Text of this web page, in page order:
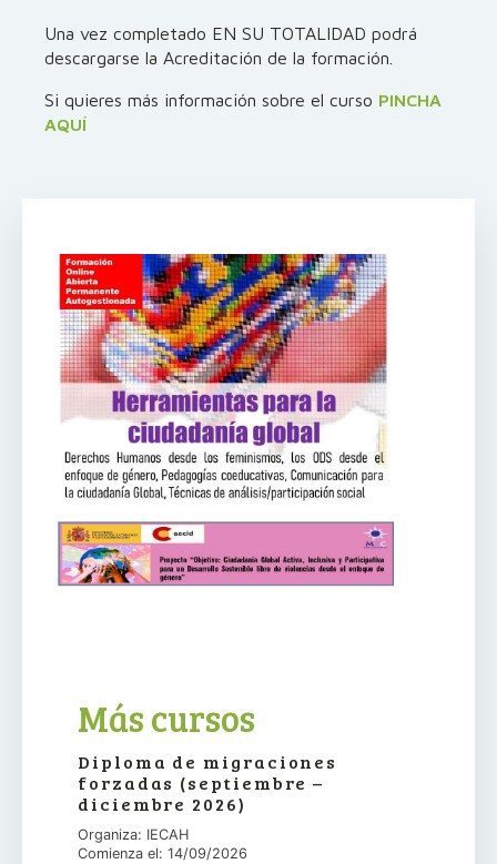
Una vez completado EN SU TOTALIDAD podrá
descargarse la Acreditación de la formación.
Si quieres más información sobre el curso PINCHA
AQUÍ
Más cursos
Diploma de migraciones
forzadas (septiembre –
diciembre 2026)
Organiza: IECAH
Comienza el: 14/09/2026